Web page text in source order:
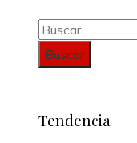
Buscar:
Tendencia